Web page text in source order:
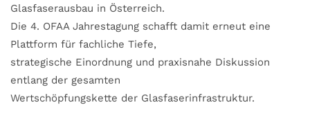
Glasfaserausbau in Österreich.
Die 4. OFAA Jahrestagung schafft damit erneut eine
Plattform für fachliche Tiefe,
strategische Einordnung und praxisnahe Diskussion
entlang der gesamten
Wertschöpfungskette der Glasfaserinfrastruktur.